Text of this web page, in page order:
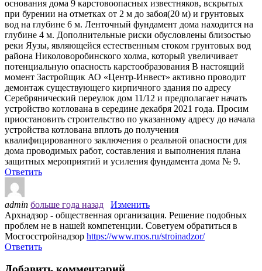
основания дома 9 карстовоопасных известняков, вскрытых
при бурении на отметках от 2 м до забоя(20 м) и грунтовых
вод на глубине 6 м. Ленточный фундамент дома находится на
глубине 4 м. Дополнительные риски обусловлены близостью
реки Яузы, являющейся естественным стоком грунтовых вод
района Николоворобинского холма, который увеличивает
потенциальную опасность карстообразования В настоящий
момент Застройщик АО «Центр-Инвест» активно проводит
демонтаж существующего кирпичного здания по адресу
Серебрянический переулок дом 11/12 и предполагает начать
устройство котлована в середине декабря 2021 года. Просим
приостановить строительство по указанному адресу до начала
устройства котлована вплоть до получения
квалифицированного заключения о реальной опасности для
дома проводимых работ, составления и выполнения плана
защитных мероприятий и усиления фундамента дома № 9.
Ответить
admin больше года назад
Изменить
Архнадзор - общественная организация. Решение подобных
проблем не в нашей компетенции. Советуем обратиться в
Мосгосстройнадзор https://www.mos.ru/stroinadzor/
Ответить